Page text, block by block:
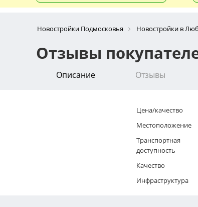
Новостройки Подмосковья Новостройки в
Отзывы
Описание Отзывы
Цена/качество
Местоположение
Транспортная
доступность
Качество
Инфраструктура